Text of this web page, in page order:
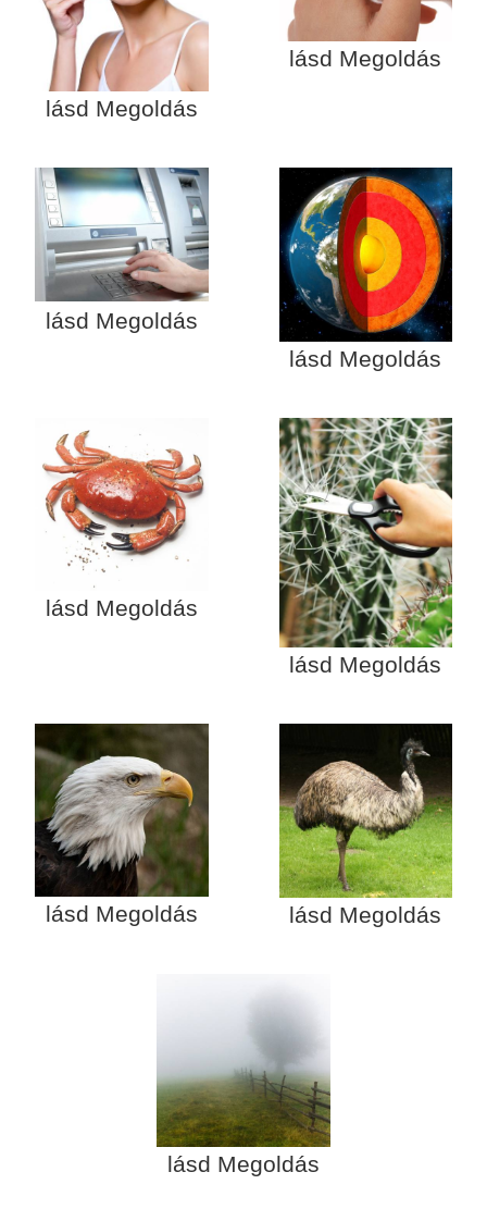
lásd Megoldás
lásd Megoldás
lásd Megoldás
lásd Megoldás
lásd Megoldás
lásd Megoldás
lásd Megoldás lásd Megoldás
lásd Megoldás